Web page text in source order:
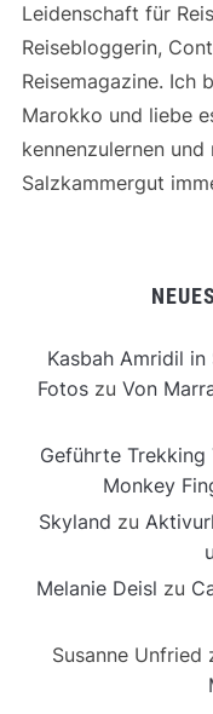
Leidenschaft für
Reisebloggerin,
Reisemagazine. Ich
Marokko und liebe
kennenzulernen
Salzkammergut
Kasbah Amridil
Fotoszu Von
Geführte
Monkey
Skyland zu
Melanie Deisl zu
Susanne Unfried